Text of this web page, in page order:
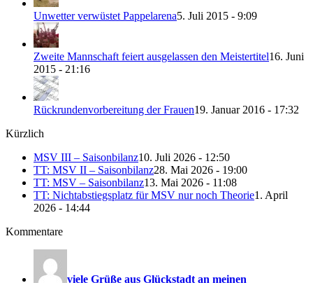
Unwetter verwüstet Pappelarena5. Juli 2015 - 9:09
Zweite Mannschaft feiert ausgelassen den Meistertitel16. Juni
2015 - 21:16
Rückrundenvorbereitung der Frauen19. Januar 2016 - 17:32
Kürzlich
MSV III – Saisonbilanz10. Juli 2026 - 12:50
TT: MSV II – Saisonbilanz28. Mai 2026 - 19:00
TT: MSV – Saisonbilanz13. Mai 2026 - 11:08
TT: Nichtabstiegsplatz für MSV nur noch Theorie1. April
2026 - 14:44
Kommentare
viele Grüße aus Glückstadt an meinen